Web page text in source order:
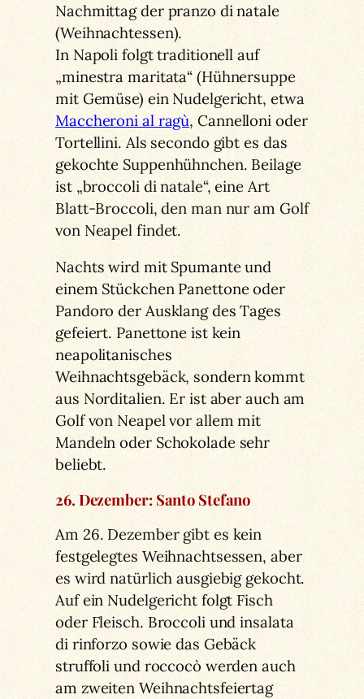
Nachmittag der pranzo di natale
(Weihnachtessen).
In Napoli folgt traditionell auf
„minestra maritata“ (Hühnersuppe
mit Gemüse) ein Nudelgericht, etwa
Maccheroni al ragù, Cannelloni oder
Tortellini. Als secondo gibt es das
gekochte Suppenhühnchen. Beilage
ist „broccoli di natale“, eine Art
Blatt-Broccoli, den man nur am Golf
von Neapel findet.
Nachts wird mit Spumante und
einem Stückchen Panettone oder
Pandoro der Ausklang des Tages
gefeiert. Panettone ist kein
neapolitanisches
Weihnachtsgebäck, sondern kommt
aus Norditalien. Er ist aber auch am
Golf von Neapel vor allem mit
Mandeln oder Schokolade sehr
beliebt.
26. Dezember: Santo Stefano
Am 26. Dezember gibt es kein
festgelegtes Weihnachtsessen, aber
es wird natürlich ausgiebig gekocht.
Auf ein Nudelgericht folgt Fisch
oder Fleisch. Broccoli und insalata
di rinforzo sowie das Gebäck
struffoli und roccocò werden auch
am zweiten Weihnachtsfeiertag